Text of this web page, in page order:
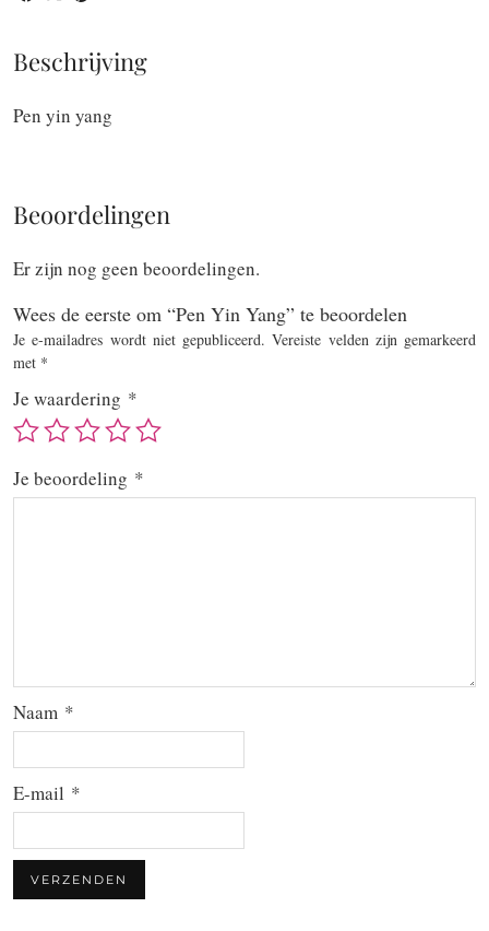
Beschrijving
Pen yin yang
Beoordelingen
Er zijn nog geen beoordelingen.
Wees de eerste om “Pen Yin Yang” te beoordelen
Je e-mailadres wordt niet gepubliceerd. Vereiste velden zijn gemarkeerd
met *
Je waardering *
Je beoordeling *
Naam *
E-mail *